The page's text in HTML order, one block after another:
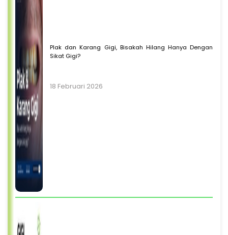
Plak dan Karang Gigi, Bisakah Hilang Hanya Dengan
Sikat Gigi?
18 Februari 2026